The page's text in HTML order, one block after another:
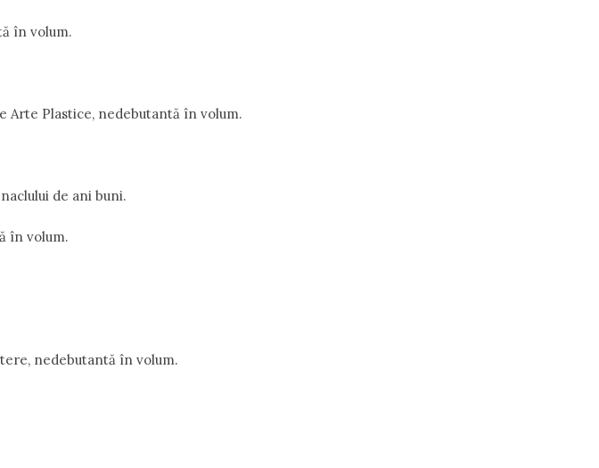
în volum.
Arte Plastice, nedebutantă în volum.
de ani buni.
în volum.
nedebutantă în volum.